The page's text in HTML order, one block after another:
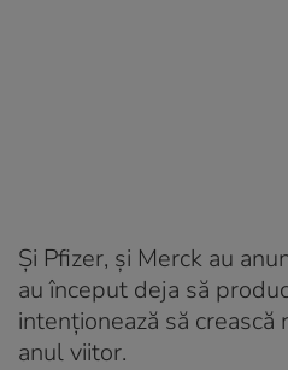
Și Pfizer, și Merck au
au început deja să
intenționează să
anul viitor.